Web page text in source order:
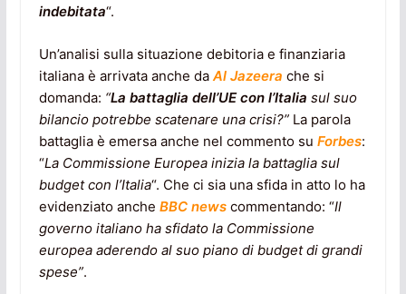
indebitata“.
Un’analisi sulla situazione debitoria e finanziaria
italiana è arrivata anche daAl Jazeera che si
domanda: “La battaglia dell’UE con l’Italia sul suo
bilancio potrebbe scatenare una crisi?” La parola
battaglia è emersa anche nel commento su Forbes:
“La Commissione Europea inizia la battaglia sul
budget con l’Italia“. Che ci sia una sfida in atto lo ha
evidenziato anche BBC newscommentando: “Il
governo italiano ha sfidato la Commissione
europea aderendo al suo piano di budget di grandi
spese”.